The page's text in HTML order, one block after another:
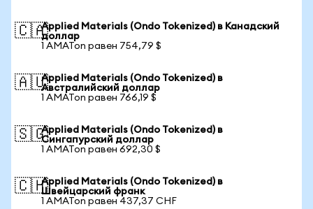
🇨🇦Applied Materials (Ondo Tokenized) в Канадский
доллар
1 AMATon равен 754,79 $
🇦🇺Applied Materials (Ondo Tokenized) в
Австралийский доллар
1 AMATon равен 766,19 $
🇸🇬Applied Materials (Ondo Tokenized) в
Сингапурский доллар
1 AMATon равен 692,30 $
🇨🇭Applied Materials (Ondo Tokenized) в
Швейцарский франк
1 AMATon равен 437,37 CHF